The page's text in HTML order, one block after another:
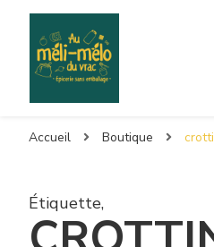
Accueil Boutique
Étiquette,